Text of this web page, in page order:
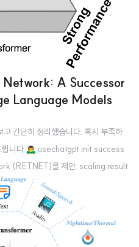
A Successor
Language Models
간단히 정리했습니다. 혹시 부족하
립니다 🙇‍♂️ usechatgpt init success
(RETNET)을 제안. scaling result
efficient inference를 달성했
은 그 뛰어난 성능 덕분에 많은 분야
구되는 메모리 사용량과 연산량으로
속도로 연산이 가능하면서도 준수한